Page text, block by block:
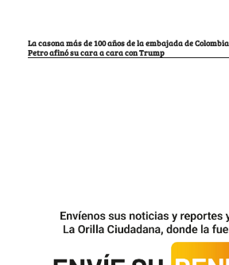
La casona más de 100 años de la embajada de
Petro afinó su cara a cara con Trump